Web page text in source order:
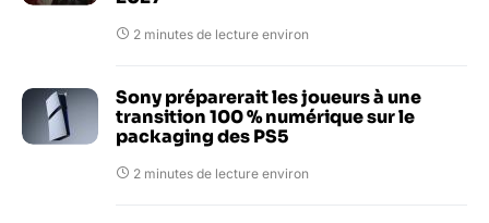
2 minutes de lecture environ
Sony préparerait les joueurs à une
transition 100 % numérique sur le
packaging des PS5
2 minutes de lecture environ